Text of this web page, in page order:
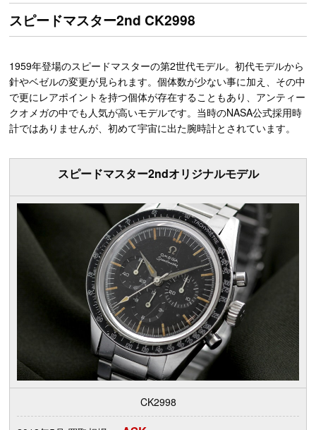
スピードマスター2nd CK2998
1959年登場のスピードマスターの第2世代モデル。初代モデルから
針やベゼルの変更が見られます。個体数が少ない事に加え、その中
で更にレアポイントを持つ個体が存在することもあり、アンティー
クオメガの中でも人気が高いモデルです。当時のNASA公式採用時
計ではありませんが、初めて宇宙に出た腕時計とされています。
スピードマスター2ndオリジナルモデル
CK2998